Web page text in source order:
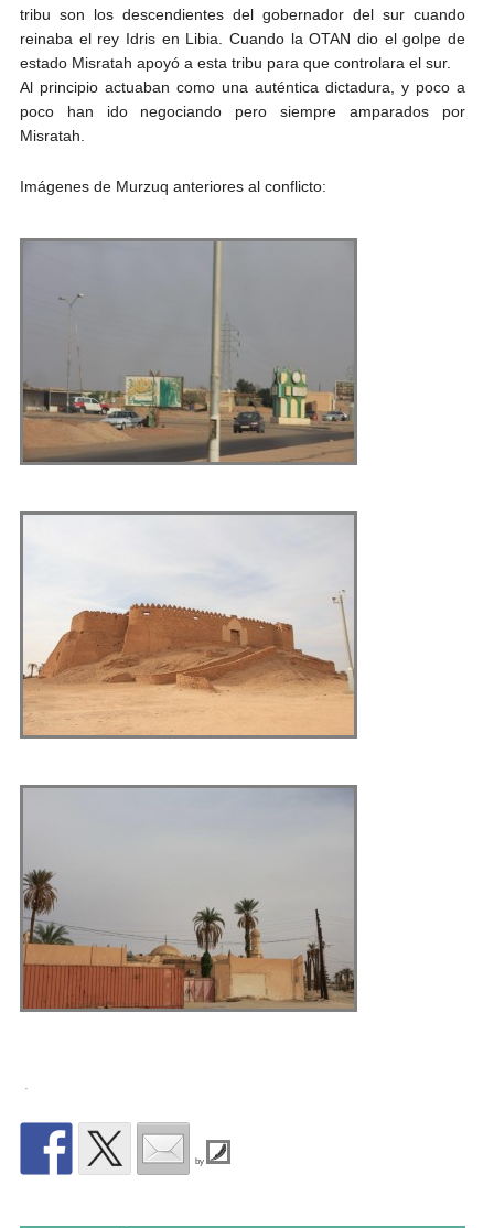
tribu son los descendientes del gobernador del sur cuando
reinaba el rey Idris en Libia. Cuando la OTAN dio el golpe de
estado Misratah apoyó a esta tribu para que controlara el sur.
Al principio actuaban como una auténtica dictadura, y poco a
poco han ido negociando pero siempre amparados por
Misratah.
Imágenes de Murzuq anteriores al conflicto:
by